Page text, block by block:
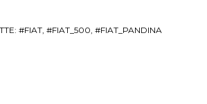
#FIAT #FIAT_500 #FIAT_PANDINA